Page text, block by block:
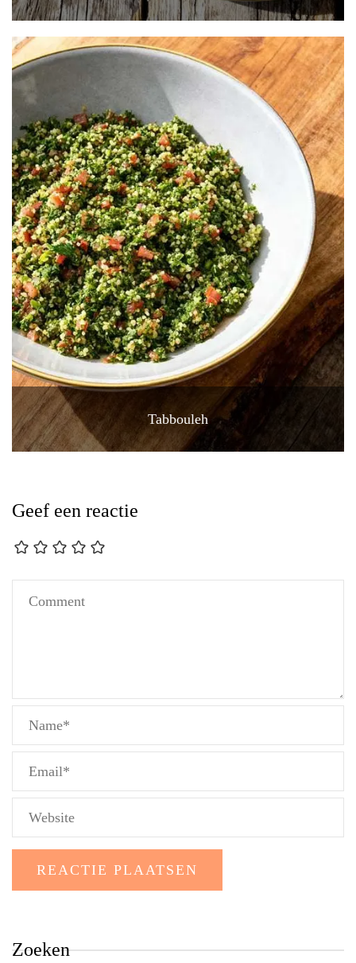
Tabbouleh
Geef een reactie
Zoeken